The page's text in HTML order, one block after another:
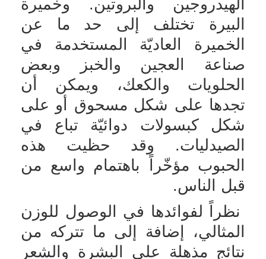
الهيدروجين والبروتين. وخميرة
البيرة تختلف إلى حد ما عن
الخميرة العاديّة المستخدمة في
صناعة العجين والخبز وبعض
الحلويات والكعك، ويمكن أن
تجدها على شكل مسحوق أو على
شكل كبسولات دوائيّة تباع في
الصيدليات. وقد حظيت هذه
الحبوب مؤخّراً باهتمام واسع من
قبل الناس.
نظراً لفوائدها في الوصول للوزن
المثالي، إضافة إلى ما تتركه من
نتائج مذهلة على البشرة والشعر